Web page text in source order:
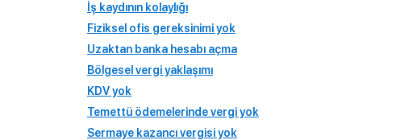
İş kaydının kolaylığı
Fiziksel ofis gereksinimi yok
Uzaktan banka hesabı açma
Bölgesel vergi yaklaşımı
KDV yok
Temettü ödemelerinde vergi yok
Sermaye kazancı vergisi yok